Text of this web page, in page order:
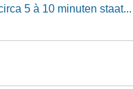
5 à 10 minuten staat...